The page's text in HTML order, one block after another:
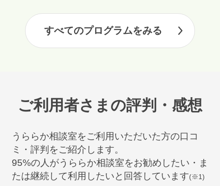
すべてのプログラムをみる
ご利用者さまの評判・感想
うららか相談室をご利用いただいた方の口コ
ミ・評判をご紹介します。
95%の人がうららか相談室をお勧めしたい・ま
たは継続して利用したいと回答しています(※1)